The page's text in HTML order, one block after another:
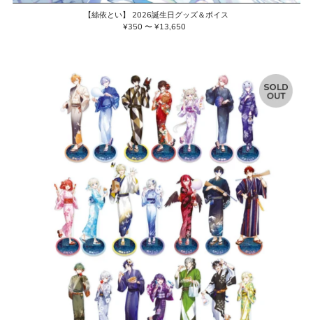
【絲依とい】 2026誕生日グッズ＆ボイス
通
¥350 〜 ¥13,650